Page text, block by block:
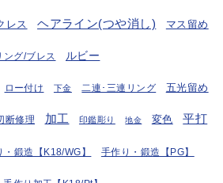
レス ヘアライン(つや消し) マス留め
ング/ブレス ルビー
ロー付け 下金 二連･三連リング 五光留め
断修理 加工 印鑑彫り 地金 変色 平打
・鍛造【K18/WG】 手作り・鍛造【PG】